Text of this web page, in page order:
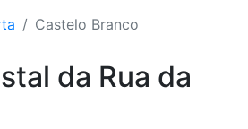
Castelo Branco
da Rua da